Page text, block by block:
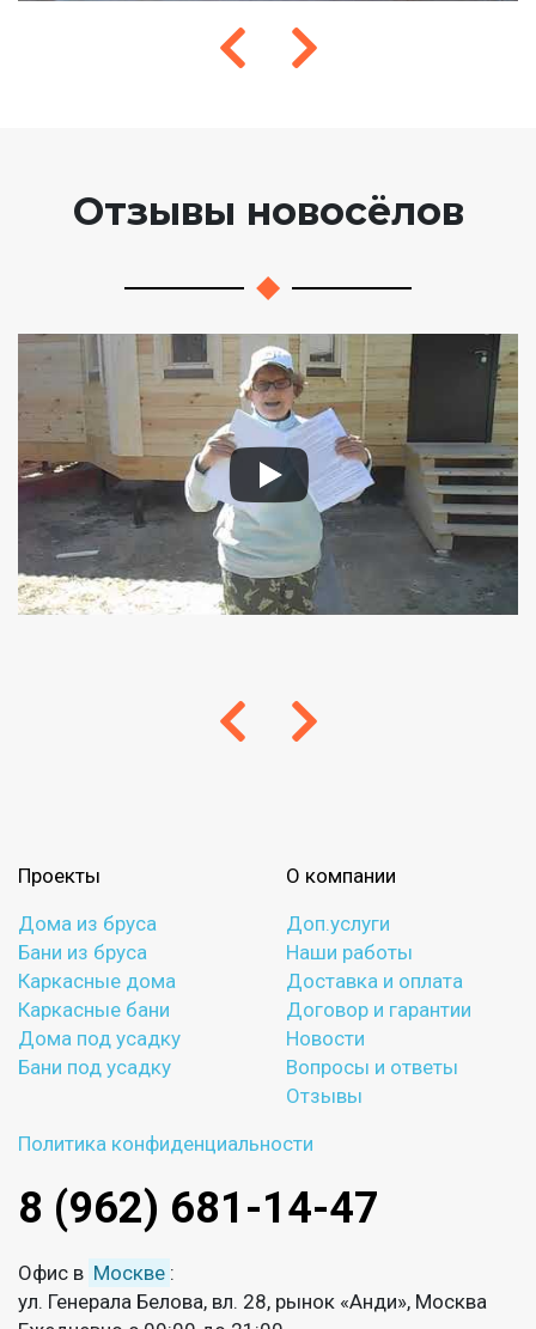
Отзывы новосёлов
Проекты
Дома из бруса
Бани из бруса
Каркасные дома
Каркасные бани
Дома под усадку
Бани под усадку
О компании
Доп.услуги
Наши работы
Доставка и оплата
Договор и гарантии
Новости
Вопросы и ответы
Отзывы
Политика конфиденциальности
8 (962) 681-14-47
Офис в Москве :
ул. Генерала Белова, вл. 28, рынок «Анди», Москва